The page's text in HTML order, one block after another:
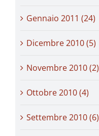
Gennaio 2011 (24)
Dicembre 2010 (5)
Novembre 2010 (2)
Ottobre 2010 (4)
Settembre 2010 (6)